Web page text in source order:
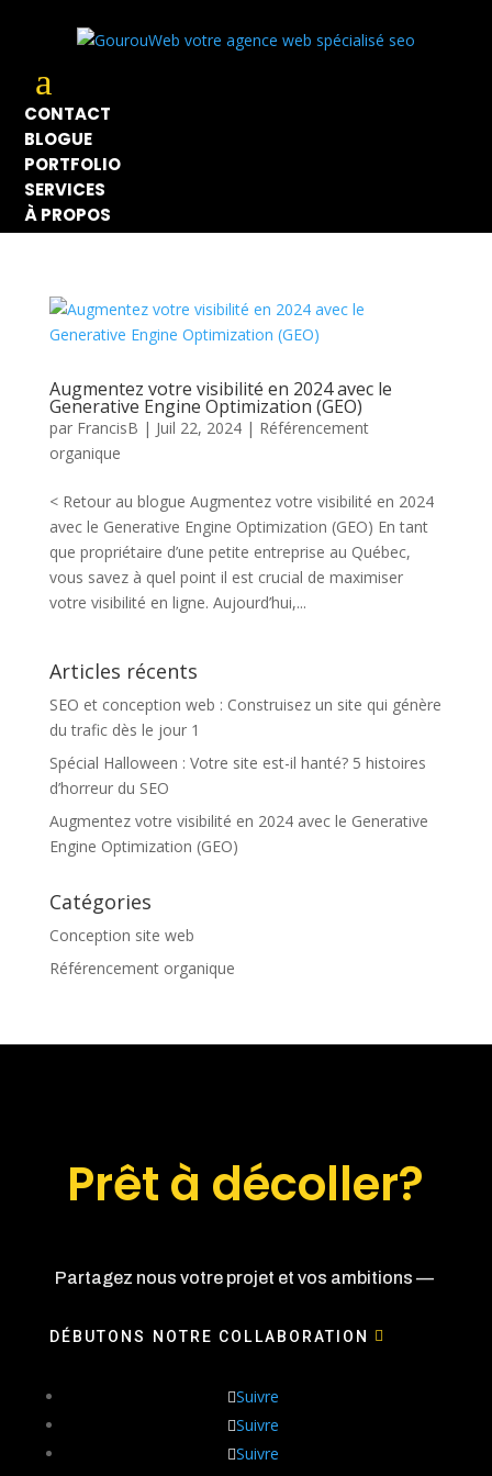
a
CONTACT
BLOGUE
PORTFOLIO
SERVICES
À PROPOS
Augmentez votre visibilité en 2024 avec le
Generative Engine Optimization (GEO)
par FrancisB | Juil 22, 2024| Référencement
organique
< Retour au blogue Augmentez votre visibilité en 2024
avec le Generative Engine Optimization (GEO) En tant
que propriétaire d’une petite entreprise au Québec,
vous savez à quel point il est crucial de maximiser
votre visibilité en ligne. Aujourd’hui,...
Articles récents
SEO et conception web : Construisez un site qui génère
du trafic dès le jour 1
Spécial Halloween : Votre site est-il hanté? 5 histoires
d’horreur du SEO
Augmentez votre visibilité en 2024 avec le Generative
Engine Optimization (GEO)
Catégories
Conception site web
Référencement organique
Prêt à décoller?
Partagez nous votre projet et vos ambitions —
DÉBUTONS NOTRE COLLABORATION
Suivre
Suivre
Suivre